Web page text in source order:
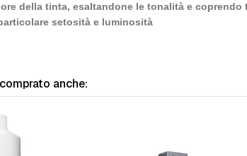
della tinta, esaltandone le tonalità e
setosità e luminosità
anche: